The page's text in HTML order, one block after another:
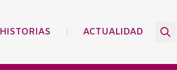
HISTORIAS ACTUALIDAD